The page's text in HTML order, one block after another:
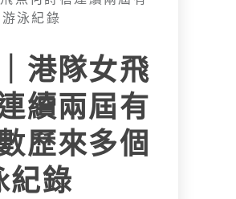
港隊女飛
續兩屆有
歷來多個
紀錄